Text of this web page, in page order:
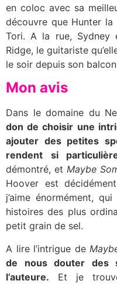
en coloc avec sa
découvre que Hunter
Tori. A la rue, Sydney
Ridge, le guitariste
le soir depuis son
Mon avis
Dans le domaine du
don de choisir une
ajouter des petites
rendent si
démontré, et Maybe
Hoover est
j’aime énormément,
histoires des plus
petit grain de sel.
A lire l’intrigue de
de nous douter des
l’auteure. Et je